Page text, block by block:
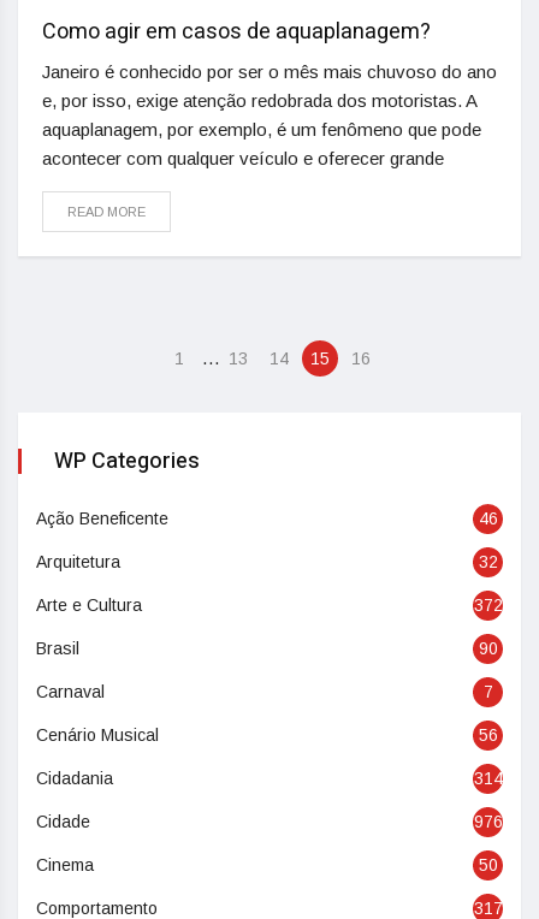
Como agir em casos de aquaplanagem?
Janeiro é conhecido por ser o mês mais chuvoso do ano
e, por isso, exige atenção redobrada dos motoristas. A
aquaplanagem, por exemplo, é um fenômeno que pode
acontecer com qualquer veículo e oferecer grande
READ MORE
1 … 13 14 15 16
WP Categories
Ação Beneficente 46
Arquitetura 32
Arte e Cultura 372
Brasil 90
Carnaval 7
Cenário Musical 56
Cidadania 314
Cidade 976
Cinema 50
Comportamento 317